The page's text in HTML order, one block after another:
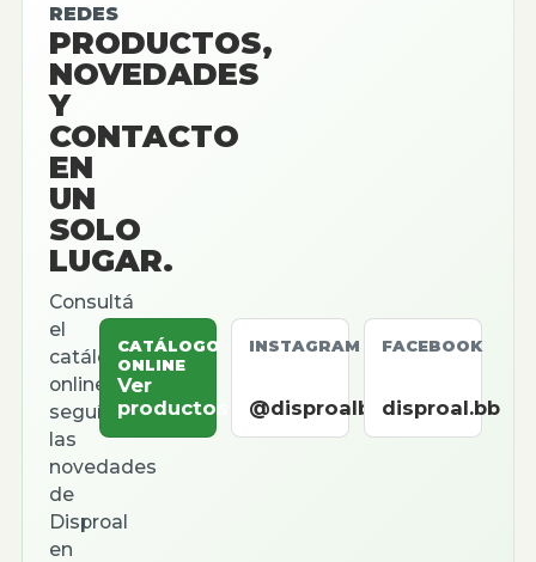
REDES
PRODUCTOS,
NOVEDADES
Y
CONTACTO
EN
UN
SOLO
LUGAR.
Consultá
el
catálogo
online,
seguí
las
novedades
de
Disproal
en
CATÁLOGO
ONLINE
Ver
productos
INSTAGRAM
@disproalbb
FACEBOOK
disproal.bb